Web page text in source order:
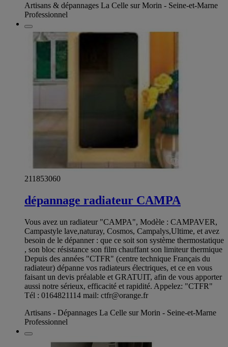
Artisans & dépannages La Celle sur Morin - Seine-et-Marne
Professionnel
211853060
dépannage radiateur CAMPA
Vous avez un radiateur "CAMPA", Modèle : CAMPAVER,
Campastyle lave,naturay, Cosmos, Campalys,Ultime, et avez
besoin de le dépanner : que ce soit son système thermostatique
, son bloc résistance son film chauffant son limiteur thermique
Depuis des années "CTFR" (centre technique Français du
radiateur) dépanne vos radiateurs électriques, et ce en vous
faisant un devis préalable et GRATUIT, afin de vous apporter
aussi notre sérieux, efficacité et rapidité. Appelez: "CTFR"
Tél : 0164821114 mail: ctfr@orange.fr
Artisans - Dépannages La Celle sur Morin - Seine-et-Marne
Professionnel